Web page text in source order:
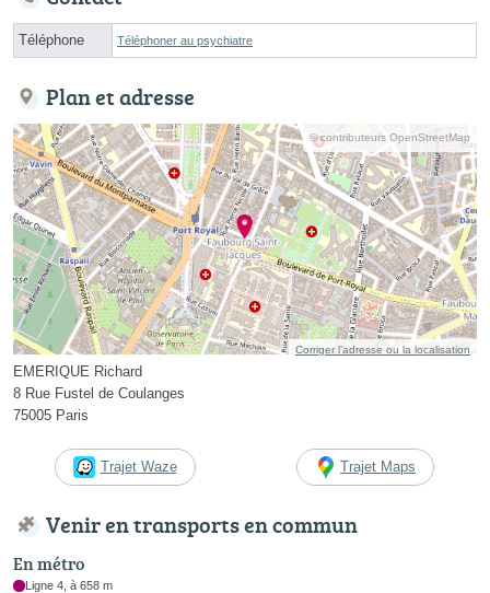
Téléphone Téléphoner au psychiatre
Plan et adresse
© contributeurs OpenStreetMap
Corriger l’adresse ou la localisation
EMERIQUE Richard
8 Rue Fustel de Coulanges
75005 Paris
Trajet Waze Trajet Maps
Venir en transports en commun
En métro
Ligne 4, à 658 m